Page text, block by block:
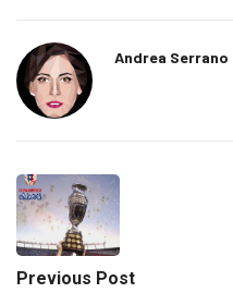
Andrea Serrano
Previous Post